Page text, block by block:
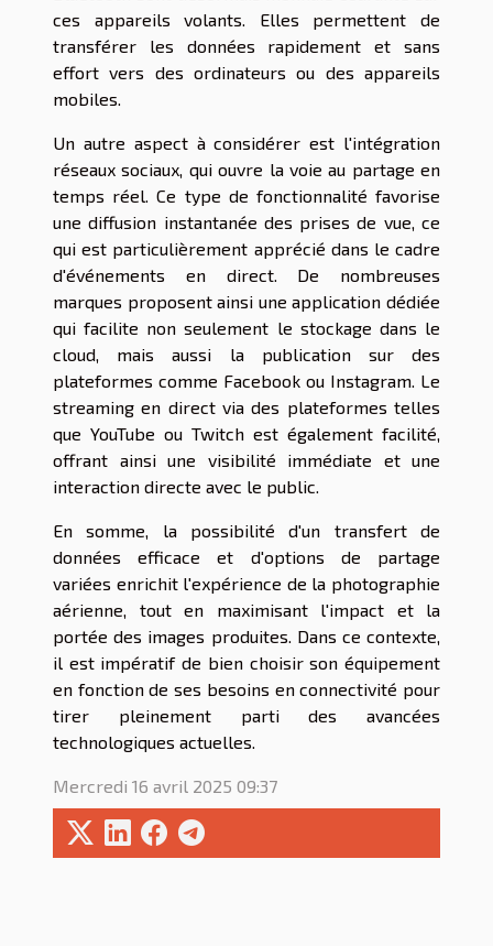
ces appareils volants. Elles permettent de
transférer les données rapidement et sans
effort vers des ordinateurs ou des appareils
mobiles.
Un autre aspect à considérer est l'intégration
réseaux sociaux, qui ouvre la voie au partage en
temps réel. Ce type de fonctionnalité favorise
une diffusion instantanée des prises de vue, ce
qui est particulièrement apprécié dans le cadre
d'événements en direct. De nombreuses
marques proposent ainsi une application dédiée
qui facilite non seulement le stockage dans le
cloud, mais aussi la publication sur des
plateformes comme Facebook ou Instagram. Le
streaming en direct via des plateformes telles
que YouTube ou Twitch est également facilité,
offrant ainsi une visibilité immédiate et une
interaction directe avec le public.
En somme, la possibilité d'un transfert de
données efficace et d'options de partage
variées enrichit l'expérience de la photographie
aérienne, tout en maximisant l'impact et la
portée des images produites. Dans ce contexte,
il est impératif de bien choisir son équipement
en fonction de ses besoins en connectivité pour
tirer pleinement parti des avancées
technologiques actuelles.
Mercredi 16 avril 2025 09:37